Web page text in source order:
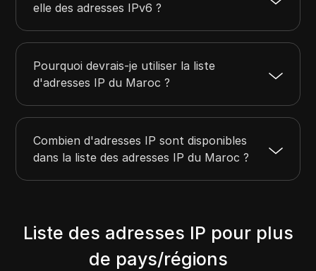
elle des adresses IPv6 ?
Pourquoi devrais-je utiliser la liste
d'adresses IP du Maroc ?
Combien d'adresses IP sont disponibles
dans la liste des adresses IP du Maroc ?
Liste des adresses IP pour plus
de pays/régions